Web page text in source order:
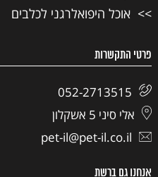
אוכל היפואלרגני לכלבים
פרטי התקשרות
052-2713515
אלי סיני 5 אשקלון
pet-il@pet-il.co.il
אנחנו גם ברשת